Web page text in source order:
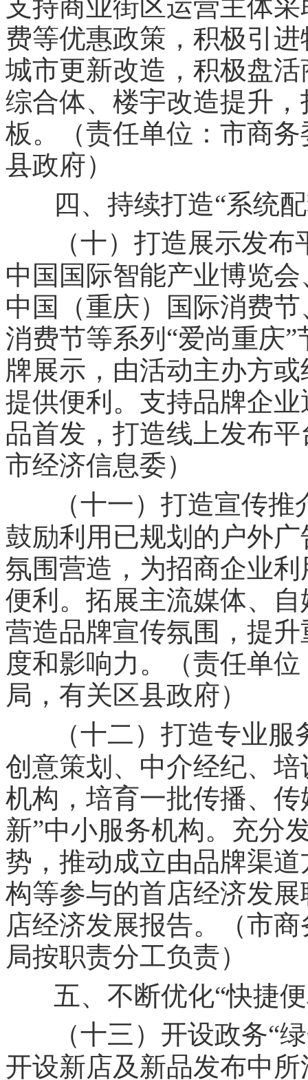
支持商业街区运营主体
费等优惠政策，积极引
城市更新改造，积极盘
综合体、楼宇改造提升
板。（责任单位：市商
县政府）
四、持续打造“系统
（十）打造展示发布
中国国际智能产业博览
中国（重庆）国际消费
消费节等系列 “爱尚重庆”
牌展示，由活动主办方
提供便利。支持品牌企
品首发，打造线上发布
市经济信息委）
（十一）打造宣传推
鼓励利用已规划的户外
氛围营造，为招商企业
便利。拓展主流媒体、
营造品牌宣传氛围，提
度和影响力。（责任单
局，有关区县政府）
（十二）打造专业服
创意策划、中介经纪、
机构，培育一批传播、
新”中小服务机构。充分
势，推动成立由品牌渠
构等参与的首店经济发
店经济发展报告。（市
局按职责分工负责）
五、不断优化“快捷
（十三）开设政务“
开设新店及新品发布中